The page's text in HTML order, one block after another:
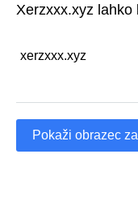
Xerzxxx.xyz lahko
xerzxxx.xyz
Pokaži obrazec